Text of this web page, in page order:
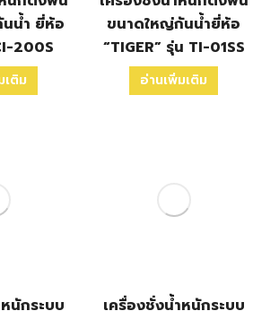
น้ำ ยี่ห้อ
200S
เติม
ขนาดใหญ่กันน้ำยี่ห้อ
“TIGER” รุ่น TI-01SS
อ่านเพิ่มเติม
นักระบบ
เครื่องชั่งน้ำหนักระบบ